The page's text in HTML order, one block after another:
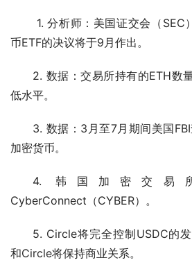
币ETF的决议将于9月作出。
2. 数据：交易所持有的ETH数
低水平。
3. 数据：3月至7月期间美国
加密货币。
4. 韩国加密交易
CyberConnect（CYBER）。
5. Circle将完全控制USDC的
和Circle将保持商业关系。